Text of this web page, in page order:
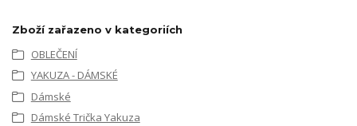
Zboží zařazeno v kategoriích
OBLEČENÍ
YAKUZA - DÁMSKÉ
Dámské
Dámské Trička Yakuza